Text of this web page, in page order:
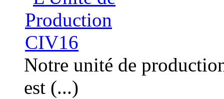
Notre unité de
est (...)